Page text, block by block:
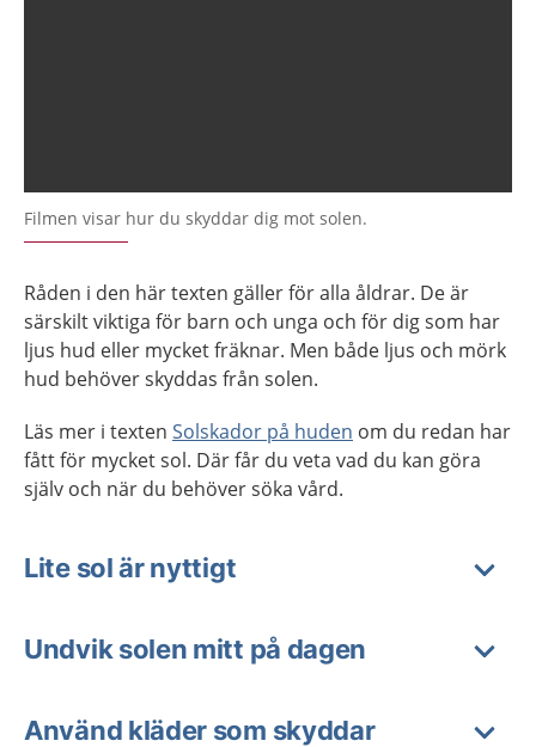
Filmen visar hur du skyddar dig mot solen.
Råden i den här texten gäller för alla åldrar. De är
särskilt viktiga för barn och unga och för dig som har
ljus hud eller mycket fräknar. Men både ljus och mörk
hud behöver skyddas från solen.
Läs mer i texten Solskador på huden om du redan har
fått för mycket sol. Där får du veta vad du kan göra
själv och när du behöver söka vård.
Lite sol är nyttigt
Undvik solen mitt på dagen
Använd kläder som skyddar